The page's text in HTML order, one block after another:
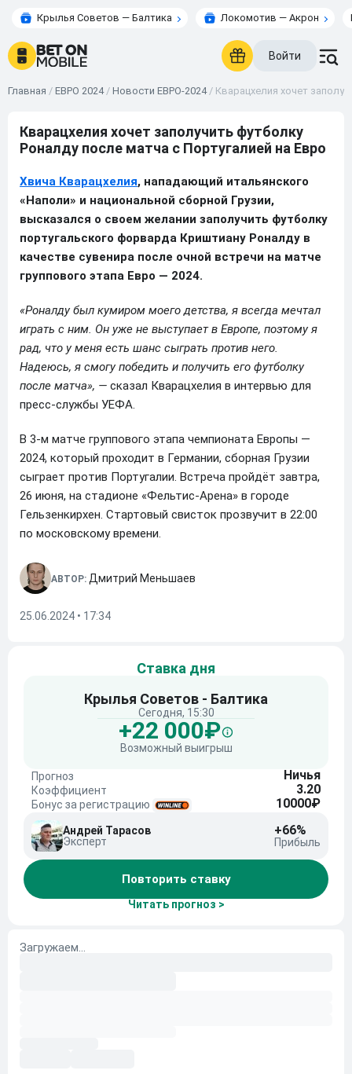
Крылья Советов — Балтика Локомотив — Акрон
Войти
Главная / ЕВРО 2024/ Новости ЕВРО-2024/ Кварацхелия хочет
Кварацхелия хочет заполучить футболку
Роналду после матча с Португалией на Евро
Хвича Кварацхелия, нападающий итальянского
«Наполи» и национальной сборной Грузии,
высказался о своем желании заполучить футболку
португальского форварда Криштиану Роналду в
качестве сувенира после очной встречи на матче
группового этапа Евро — 2024.
«Роналду был кумиром моего детства, я всегда мечтал
играть с ним. Он уже не выступает в Европе, поэтому я
рад, что у меня есть шанс сыграть против него.
Надеюсь, я смогу победить и получить его футболку
после матча», — сказал Кварацхелия в интервью для
пресс-службы УЕФА.
В 3-м матче группового этапа чемпионата Европы —
2024, который проходит в Германии, сборная Грузии
сыграет против Португалии. Встреча пройдёт завтра,
26 июня, на стадионе «Фельтис-Арена» в городе
Гельзенкирхен. Стартовый свисток прозвучит в 22:00
по московскому времени.
АВТОР: Дмитрий Меньшаев
25.06.2024 • 17:34
Ставка дня
Крылья Советов - Балтика
Сегодня, 15:30
+22 000₽
Возможный выигрыш
Прогноз Ничья
Коэффициент 3.20
Бонус за регистрацию 10000₽
Андрей Тарасов
Эксперт
+66%
Прибыль
Повторить ставку
Читать прогноз >